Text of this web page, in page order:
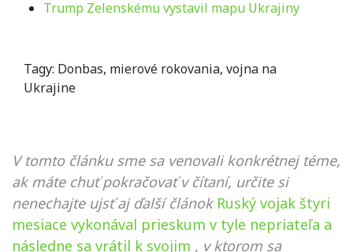
Trump Zelenskému vystavil mapu Ukrajiny
Tagy: Donbas, mierové rokovania, vojna na
Ukrajine
V tomto článku sme sa venovali konkrétnej téme,
ak máte chuť pokračovať v čítaní, určite si
nenechajte ujsť aj ďalší článok Ruský vojak štyri
mesiace vykonával prieskum v tyle nepriateľa a
následne sa vrátil k svojim , v ktorom sa